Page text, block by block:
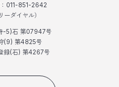
011-851-2642
ダイヤル）
-5)石 第07947号
(9) 第4825号
録(石) 第4267号